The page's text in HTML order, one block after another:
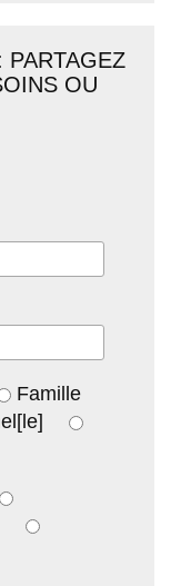
PARTAGEZ
OU
Famille